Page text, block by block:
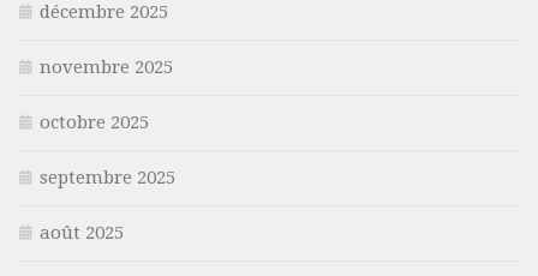
décembre 2025
novembre 2025
octobre 2025
septembre 2025
août 2025